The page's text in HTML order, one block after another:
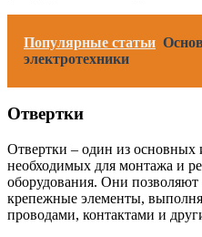
Популярные статьи
электротехники
Отвертки
Отвертки – один из основных
необходимых для монтажа и
оборудования. Они позволяют
крепежные элементы,
проводами, контактами и